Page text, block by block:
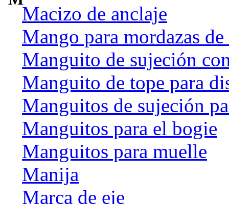
Macizo de anclaje
Mango para mordazas de
Manguito de sujeción
Manguito de tope para
Manguitos de sujeción
Manguitos para el bogie
Manguitos para muelle
Manija
Marca de eje